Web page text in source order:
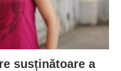
susținătoare a